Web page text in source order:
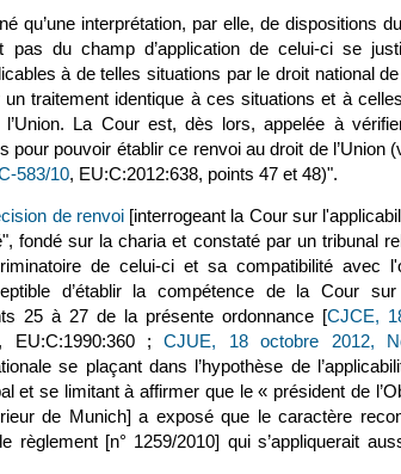
qu’une interprétation, par elle, de dispositions
pas du champ d’application de celui-ci se
à de telles situations par le droit national
un traitement identique à ces situations et à
l’Union. La Cour est, dès lors, appelée à
pour pouvoir établir ce renvoi au droit de l’Union
10(le lien est externe)
, EU:C:2012:638, points 47 et 48)".
de renvoi(le lien est externe)
[interrogeant la Cour sur
fondé sur la charia et constaté par un tribunal
de celui-ci et sa compatibilité avec
d’établir la compétence de la Cour
25 à 27 de la présente ordonnance [CJCE,
(le lien est externe)
, EU:C:1990:360 ;CJUE, 18 octobre 2012,
se plaçant dans l’hypothèse de
et se limitant à affirmer que le « président de
de Munich] a exposé que le caractère
règlement [n° 1259/2010] qui s’appliquerait